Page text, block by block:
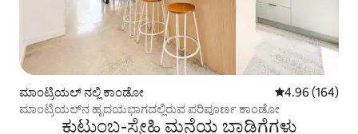
ಮಾಂಟ್ರಿಯಲ್ ನಲ್ಲಿ ಕಾಂಡೋ 5 ರಲ್ಲಿ 4.96
4.96 (164)
ಮಾಂಟ್ರಿಯಲ್‌ನ ಹೃದಯಭಾಗದಲ್ಲಿರುವ ಪರಿಪೂರ್ಣ ಕಾಂಡೋ
ಕುಟುಂಬ-ಸ್ನೇಹಿ ಮನೆಯ ಬಾಡಿಗೆಗಳು